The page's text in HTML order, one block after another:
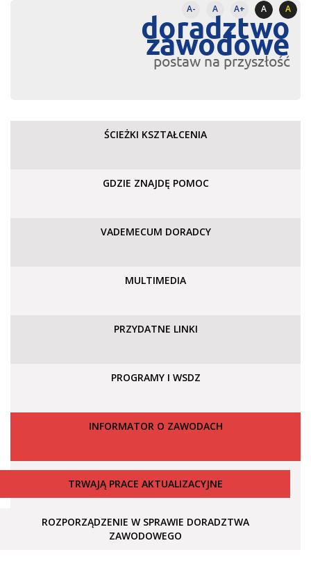
A- A A+ A A
doradztwo
zawodowe
postaw na przyszłość
ŚCIEŻKI KSZTAŁCENIA
GDZIE ZNAJDĘ POMOC
VADEMECUM DORADCY
MULTIMEDIA
PRZYDATNE LINKI
PROGRAMY I WSDZ
INFORMATOR O ZAWODACH
TRWAJĄ PRACE AKTUALIZACYJNE
ROZPORZĄDZENIE W SPRAWIE DORADZTWA
ZAWODOWEGO